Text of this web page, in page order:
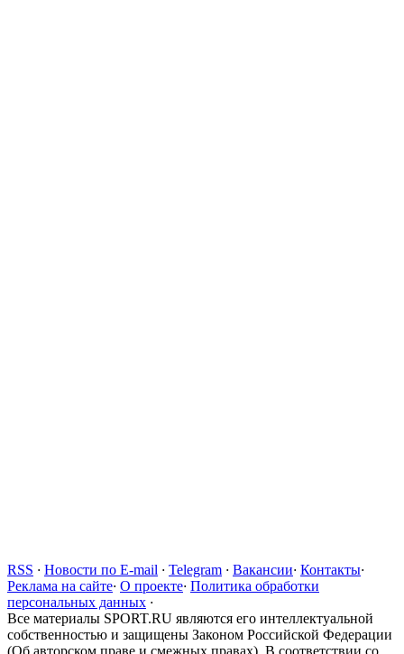
RSS · Новости по E-mail · Telegram · Вакансии· Контакты·
Реклама на сайте· О проекте· Политика обработки
персональных данных ·
Все материалы SPORT.RU являются его интеллектуальной
собственностью и защищены Законом Российской Федерации
(Об авторском праве и смежных правах). В соответствии со